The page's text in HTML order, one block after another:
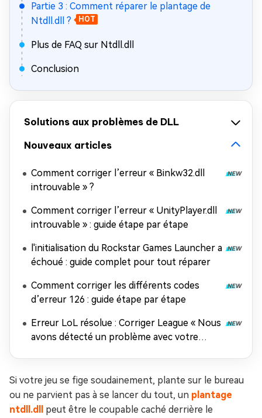
Partie 3 : Comment réparer le plantage de
Ntdll.dll ?
HOT
Plus de FAQ sur Ntdll.dll
Conclusion
Solutions aux problèmes de DLL
Nouveaux articles
Comment corriger l’erreur « Binkw32.dll
introuvable » ?
Comment corriger l’erreur « UnityPlayer.dll
introuvable » : guide étape par étape
l'initialisation du Rockstar Games Launcher a
échoué : guide complet pour tout réparer
Comment corriger les différents codes
d’erreur 126 : guide étape par étape
Erreur LoL résolue : Corriger League « Nous
avons détecté un problème avec votre
Si votre jeu se fige soudainement, plante sur le bureau
ou ne parvient pas à se lancer du tout, un plantage
ntdll.dll
peut être le coupable caché derrière le